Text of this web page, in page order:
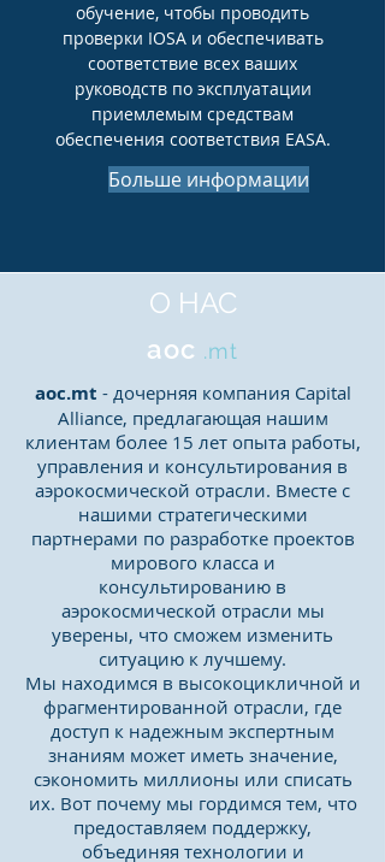
обучение, чтобы проводить
проверки IOSA и обеспечивать
соответствие всех ваших
руководств по эксплуатации
приемлемым средствам
обеспечения соответствия EASA.
Больше информации
О НАС
aoc .mt
aoc.mt - дочерняя компания Capital
Alliance, предлагающая нашим
клиентам более 15 лет опыта работы,
управления и консультирования в
аэрокосмической отрасли. Вместе с
нашими стратегическими
партнерами по разработке проектов
мирового класса и
консультированию в
аэрокосмической отрасли мы
уверены, что сможем изменить
ситуацию к лучшему.
Мы находимся в высокоцикличной и
фрагментированной отрасли, где
доступ к надежным экспертным
знаниям может иметь значение,
сэкономить миллионы или списать
их. Вот почему мы гордимся тем, что
предоставляем поддержку,
объединяя технологии и